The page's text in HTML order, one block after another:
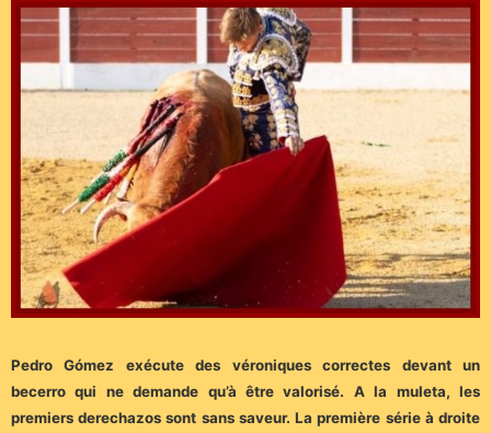
Pedro Gómez exécute des véroniques correctes devant un
becerro qui ne demande qu’à être valorisé. A la muleta, les
premiers derechazos sont sans saveur. La première série à droite